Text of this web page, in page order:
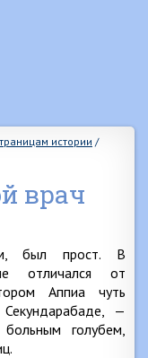
истории /
врач
был прост. В
отличался от
Аппиа чуть
—
голубем,